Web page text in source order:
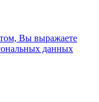
Вы выражаете
данных